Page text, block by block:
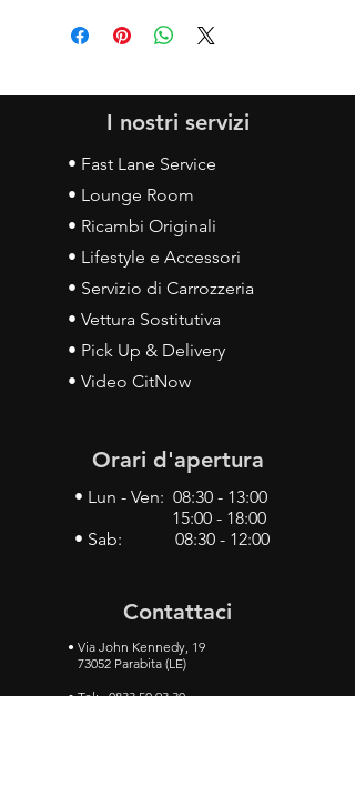
I nostri servizi
• Fast Lane Service
• Lounge Room
• Ricambi Originali
• Lifestyle e Accessori
• Servizio di Carrozzeria
• Vettura Sostitutiva
• Pick Up & Delivery
• Video CitNow
Orari d'apertura
• Lun - Ven: 08:30 - 13:00
15:00 - 18:00
• Sab: 08:30 - 12:00
Contattaci
• Via John Kennedy, 19
73052 Parabita (LE)
• Tel:0833 50 93 30